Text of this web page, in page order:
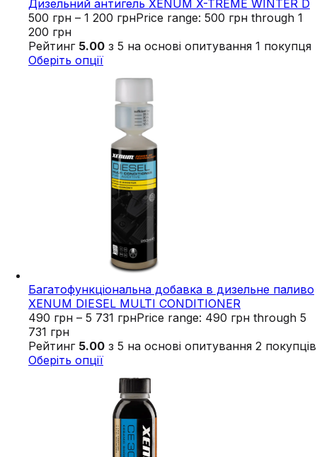
Дизельний антигель XENUM X-TREME WINTER D
500 грн – 1 200 грнPrice range: 500 грн through 1
200 грн
Рейтинг 5.00 з 5 на основі опитування 1 покупця
Оберіть опції
Багатофункціональна добавка в дизельне паливо
XENUM DIESEL MULTI CONDITIONER
490 грн – 5 731 грнPrice range: 490 грн through 5
731 грн
Рейтинг 5.00 з 5 на основі опитування 2 покупців
Оберіть опції